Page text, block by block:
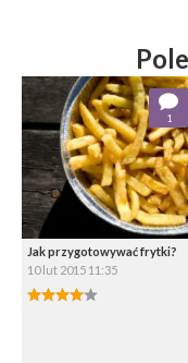
Jak przygotowywać frytki?
10 lut 2015 11:35
4.00/5
1
Dodaj do